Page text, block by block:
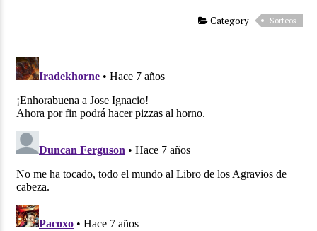
Category Sorteos